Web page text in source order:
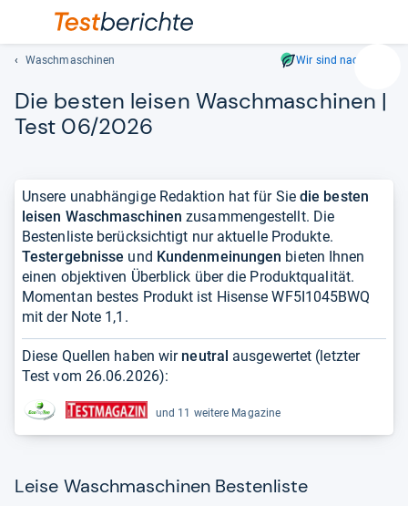
Geben
ein.
und
lassen
mit
den
Waschmaschinen Wir sind nachhaltig
Die bes­ten lei­sen Wasch­ma­schi­nen |
Test 06/2026
Unsere unabhängige Redaktion hat für Sie die besten
leisen Waschmaschinen zusammengestellt. Die
Bestenliste berücksichtigt nur aktuelle Produkte.
Testergebnisse und Kundenmeinungen bieten Ihnen
einen objektiven Überblick über die Produktqualität.
Momentan bestes Produkt ist Hisense WF5I1045BWQ
mit der Note 1,1.
Diese Quellen haben wir neutral ausgewertet (letzter
Test vom 26.06.2026):
und 11 weitere Magazine
Leise Waschmaschinen Bestenliste